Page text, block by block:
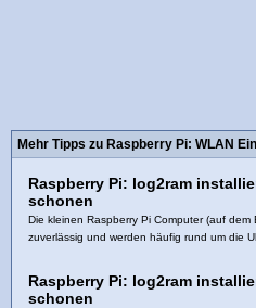
Mehr Tipps zu Raspberry Pi: WLAN
Raspberry Pi: log2ram
schonen
Die kleinen Raspberry Pi Computer (auf dem
zuverlässig und werden häufig rund um die
Raspberry Pi: log2ram
schonen